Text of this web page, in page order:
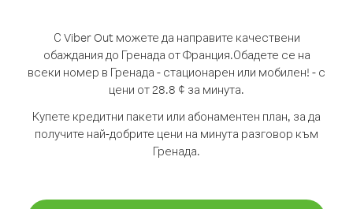
С Viber Out можете да направите качествени
обаждания до Гренада от Франция.Обадете се на
всеки номер в Гренада - стационарен или мобилен! - с
цени от 28.8 ¢ за минута.
Купете кредитни пакети или абонаментен план, за да
получите най-добрите цени на минута разговор към
Гренада.